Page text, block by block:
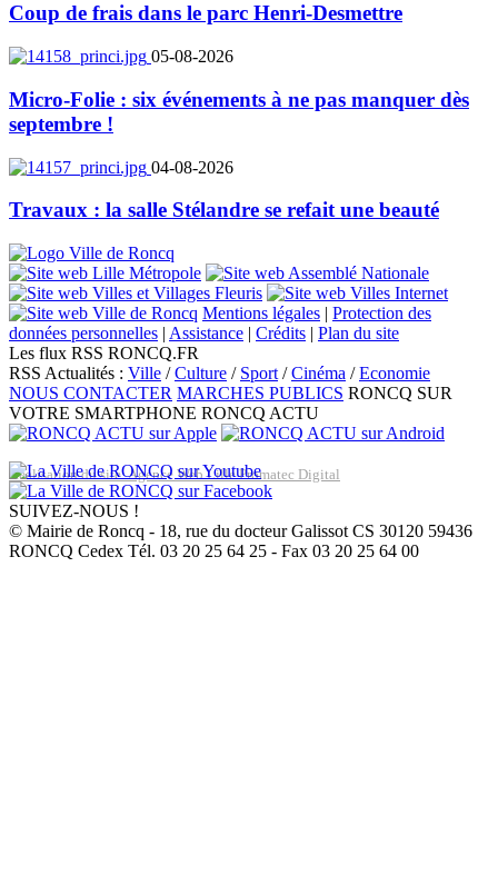
Coup de frais dans le parc Henri-Desmettre
05-08-2026
Micro-Folie : six événements à ne pas manquer dès
septembre !
04-08-2026
Travaux : la salle Stélandre se refait une beauté
Mentions légales | Protection des
données personnelles | Assistance | Crédits | Plan du site
Les flux RSS RONCQ.FR
RSS Actualités : Ville /Culture / Sport /Cinéma /Economie
NOUS CONTACTER MARCHES PUBLICS RONCQ SUR
VOTRE SMARTPHONE RONCQ ACTU
Réalisation du site: Agence Web Lille Promatec Digital
SUIVEZ-NOUS !
© Mairie de Roncq - 18, rue du docteur Galissot CS 30120 59436
RONCQ Cedex Tél. 03 20 25 64 25 - Fax 03 20 25 64 00